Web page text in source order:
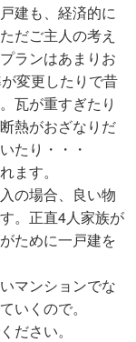
建も、経済的に
だご主人の考え
ランはあまりお
変更したりで昔
瓦が重すぎたり
熱がおざなりだ
たり・・・
ます。
の場合、良い物
。正直4人家族が
ために一戸建を
マンションでな
いくので。
ださい。